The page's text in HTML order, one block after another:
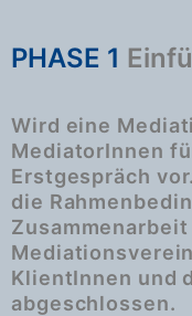
PHASE 1
Wird eine
MediatorInnen
Erstgespräch
die
KlientInnen und
abgeschlossen.